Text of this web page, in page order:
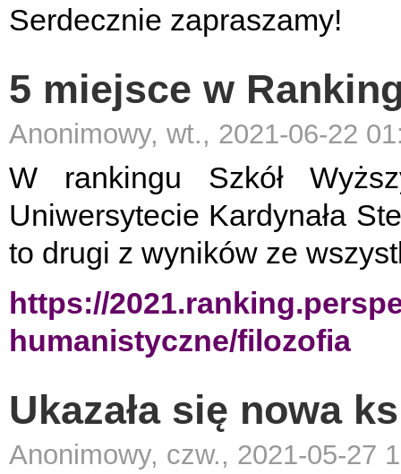
Serdecznie zapraszamy!
5 miejsce w
Anonimowy, wt., 2021-06-22
W rankingu Szkół
Uniwersytecie Kardynała
to drugi z wyników ze
https://
humanistyczne/filozofia
Ukazała się nowa
Anonimowy, czw., 2021-05-27